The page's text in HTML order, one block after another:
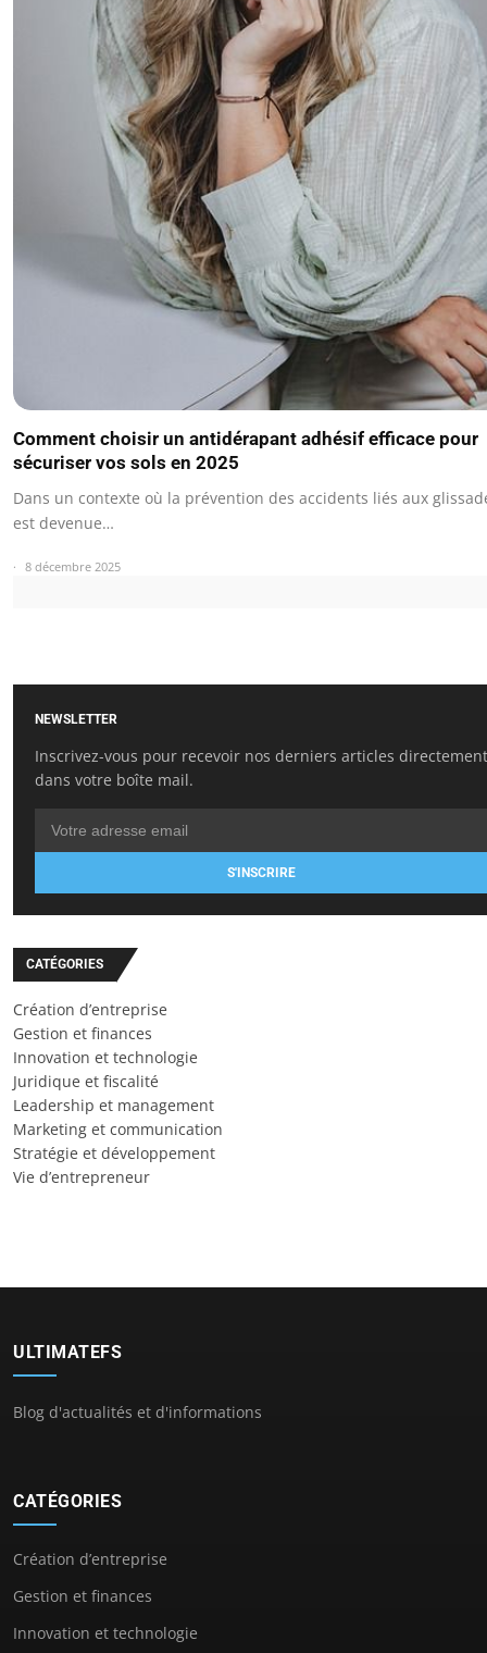
Comment choisir un antidérapant adhésif efficace pour
sécuriser vos sols en 2025
Dans un contexte où la prévention des accidents liés aux
est devenue…
8 décembre 2025
NEWSLETTER
Inscrivez-vous pour recevoir nos derniers articles directement
dans votre boîte mail.
S'INSCRIRE
CATÉGORIES
Création d’entreprise
Gestion et finances
Innovation et technologie
Juridique et fiscalité
Leadership et management
Marketing et communication
Stratégie et développement
Vie d’entrepreneur
ULTIMATEFS
Blog d'actualités et d'informations
CATÉGORIES
Création d’entreprise
Gestion et finances
Innovation et technologie